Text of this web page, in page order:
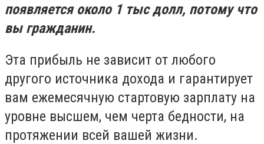
появляется около 1 тыс долл, потому что
вы гражданин.
Эта прибыль не зависит от любого
другого источника дохода и гарантирует
вам ежемесячную стартовую зарплату на
уровне высшем, чем черта бедности, на
протяжении всей вашей жизни.